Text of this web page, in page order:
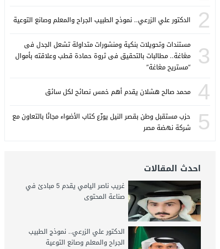
2 الدكتور علي الزرعي.. نموذج الطبيب الجراح والمعلم وصانع التوعية
3
مستندات وتحويلات بنكية ومنشورات متداولة تشعل الجدل فى
مغاغة.. مطالبات بالتحقيق فى ثروة حمادة قطب وعلاقته بأموال
“مستريح مغاغة”
4 محمد صالح هشلان يقدم أهم خمس نصائح لكل سائق
5
حزب مستقبل وطن بقصر النيل يوزّع كتاب الأضواء مجانًا بالتعاون مع
شركة نهضة مصر
احدث المقالات
غريب ناصر اليامي يقدم 5 مبادئ في
صناعة المحتوى
الدكتور علي الزرعي.. نموذج الطبيب
الجراح والمعلم وصانع التوعية